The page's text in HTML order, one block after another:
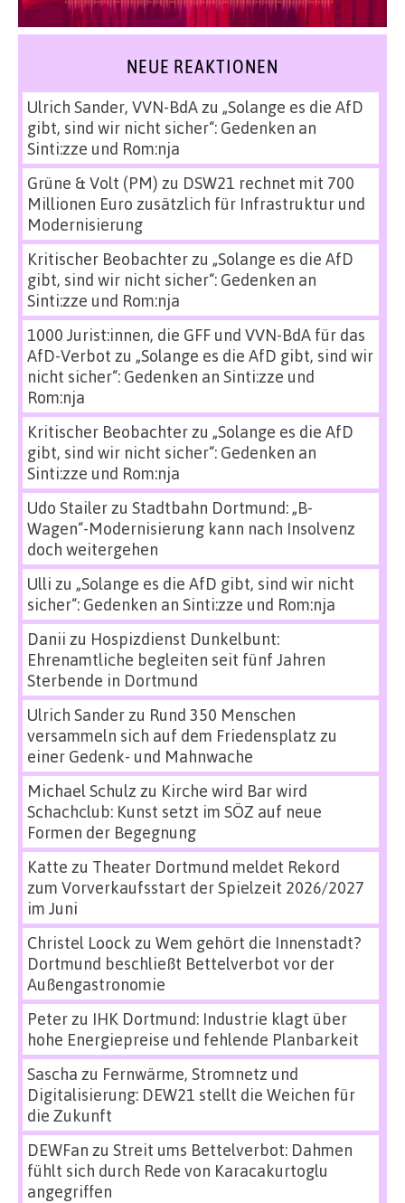
NEUE REAKTIONEN
Ulrich Sander, VVN-BdAzu „Solange es die AfD
gibt, sind wir nicht sicher“: Gedenken an
Sinti:zze und Rom:nja
Grüne & Volt (PM) zu DSW21 rechnet mit 700
Millionen Euro zusätzlich für Infrastruktur und
Modernisierung
Kritischer Beobachterzu „Solange es die AfD
gibt, sind wir nicht sicher“: Gedenken an
Sinti:zze und Rom:nja
1000 Jurist:innen, die GFF und VVN-BdA für das
AfD-Verbot zu „Solange es die AfD gibt, sind wir
nicht sicher“: Gedenken an Sinti:zze und
Rom:nja
Kritischer Beobachterzu „Solange es die AfD
gibt, sind wir nicht sicher“: Gedenken an
Sinti:zze und Rom:nja
Udo Stailerzu Stadtbahn Dortmund: „B-
Wagen“-Modernisierung kann nach Insolvenz
doch weitergehen
Ulli zu „Solange es die AfD gibt, sind wir nicht
sicher“: Gedenken an Sinti:zze und Rom:nja
Danii zu Hospizdienst Dunkelbunt:
Ehrenamtliche begleiten seit fünf Jahren
Sterbende in Dortmund
Ulrich Sanderzu Rund 350 Menschen
versammeln sich auf dem Friedensplatz zu
einer Gedenk- und Mahnwache
Michael Schulz zu Kirche wird Bar wird
Schachclub: Kunst setzt im SÖZ auf neue
Formen der Begegnung
Katte zu Theater Dortmund meldet Rekord
zum Vorverkaufsstart der Spielzeit 2026/2027
im Juni
Christel Loock zu Wem gehört die Innenstadt?
Dortmund beschließt Bettelverbot vor der
Außengastronomie
Peterzu IHK Dortmund: Industrie klagt über
hohe Energiepreise und fehlende Planbarkeit
Sascha zu Fernwärme, Stromnetz und
Digitalisierung: DEW21 stellt die Weichen für
die Zukunft
DEWFan zu Streit ums Bettelverbot: Dahmen
fühlt sich durch Rede von Karacakurtoglu
angegriffen